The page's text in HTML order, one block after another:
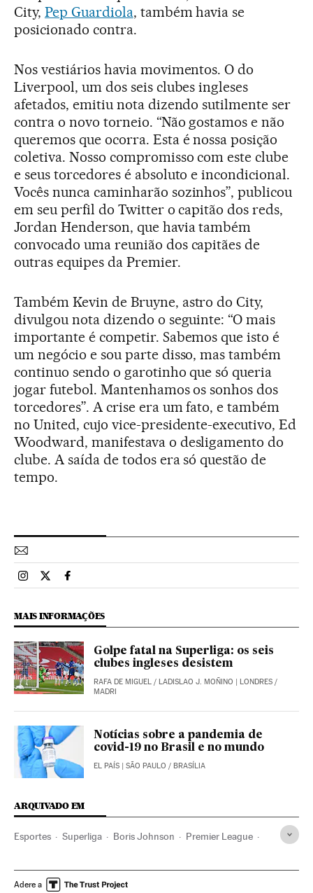
City, Pep Guardiola, também havia se
posicionado contra.
Nos vestiários havia movimentos. O do
Liverpool, um dos seis clubes ingleses
afetados, emitiu nota dizendo sutilmente ser
contra o novo torneio. “Não gostamos e não
queremos que ocorra. Esta é nossa posição
coletiva. Nosso compromisso com este clube
e seus torcedores é absoluto e incondicional.
Vocês nunca caminharão sozinhos”, publicou
em seu perfil do Twitter o capitão dos reds,
Jordan Henderson, que havia também
convocado uma reunião dos capitães de
outras equipes da Premier.
Também Kevin de Bruyne, astro do City,
divulgou nota dizendo o seguinte: “O mais
importante é competir. Sabemos que isto é
um negócio e sou parte disso, mas também
continuo sendo o garotinho que só queria
jogar futebol. Mantenhamos os sonhos dos
torcedores”. A crise era um fato, e também
no United, cujo vice-presidente-executivo, Ed
Woodward, manifestava o desligamento do
clube. A saída de todos era só questão de
tempo.
Esportes El País Brasil en Instagram
Esportes El País Brasil en Twitter
Esportes El País Brasil en Facebook
MAIS INFORMAÇÕES
Golpe fatal na Superliga: os seis
clubes ingleses desistem
RAFA DE MIGUEL / LADISLAO J. MOÑINO | LONDRES /
MADRI
Notícias sobre a pandemia de
covid-19 no Brasil e no mundo
EL PAÍS | SÃO PAULO / BRASÍLIA
ARQUIVADO EM
Esportes Superliga Boris Johnson Premier League
Reino Unido Protestos sociais
Adere a